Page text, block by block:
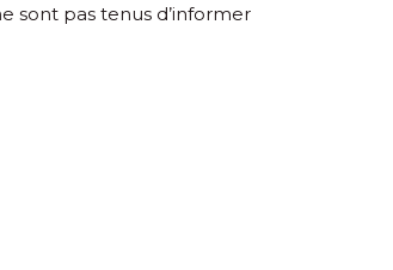
sont pas tenus d’informer